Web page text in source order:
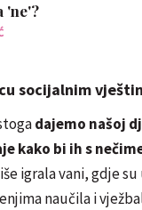
'ne'?
socijalnim
dajemo našoj
kako bi ih s
igrala vani, gdje
naučila i